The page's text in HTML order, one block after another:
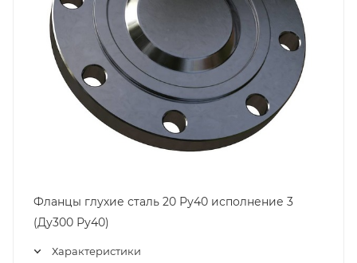
Фланцы глухие сталь 20 Ру40 исполнение 3
(Ду300 Ру40)
Характеристики